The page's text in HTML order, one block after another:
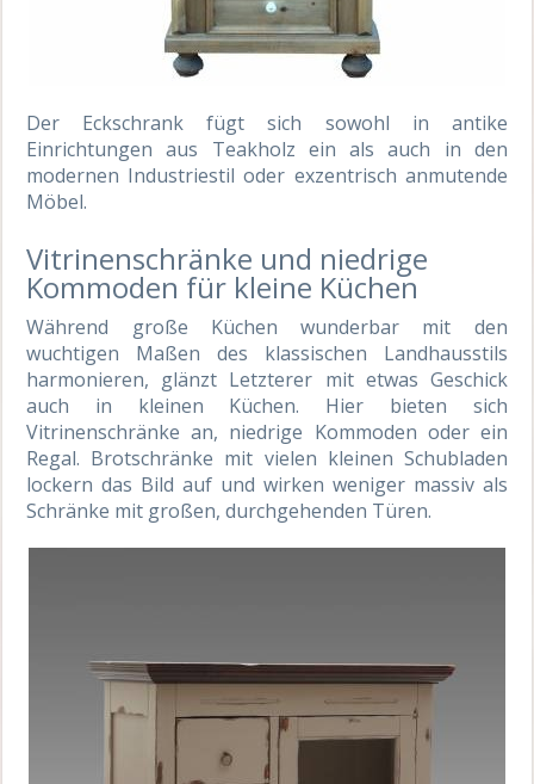
Der Eckschrank fügt sich sowohl in antike
Einrichtungen aus Teakholz ein als auch in den
modernen Industriestil oder exzentrisch anmutende
Möbel.
Vitrinenschränke und niedrige
Kommoden für kleine Küchen
Während große Küchen wunderbar mit den
wuchtigen Maßen des klassischen Landhausstils
harmonieren, glänzt Letzterer mit etwas Geschick
auch in kleinen Küchen. Hier bieten sich
Vitrinenschränke an, niedrige Kommoden oder ein
Regal. Brotschränke mit vielen kleinen Schubladen
lockern das Bild auf und wirken weniger massiv als
Schränke mit großen, durchgehenden Türen.